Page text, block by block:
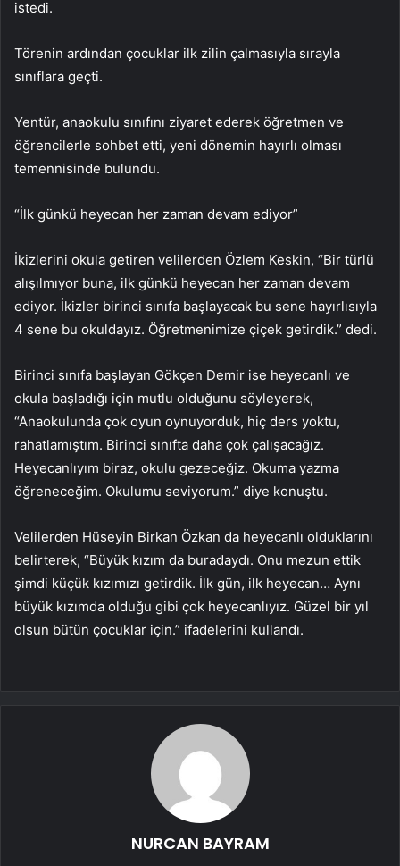
istedi.
Törenin ardından çocuklar ilk zilin çalmasıyla sırayla
sınıflara geçti.
Yentür, anaokulu sınıfını ziyaret ederek öğretmen ve
öğrencilerle sohbet etti, yeni dönemin hayırlı olması
temennisinde bulundu.
“İlk günkü heyecan her zaman devam ediyor”
İkizlerini okula getiren velilerden Özlem Keskin, “Bir türlü
alışılmıyor buna, ilk günkü heyecan her zaman devam
ediyor. İkizler birinci sınıfa başlayacak bu sene hayırlısıyla
4 sene bu okuldayız. Öğretmenimize çiçek getirdik.” dedi.
Birinci sınıfa başlayan Gökçen Demir ise heyecanlı ve
okula başladığı için mutlu olduğunu söyleyerek,
“Anaokulunda çok oyun oynuyorduk, hiç ders yoktu,
rahatlamıştım. Birinci sınıfta daha çok çalışacağız.
Heyecanlıyım biraz, okulu gezeceğiz. Okuma yazma
öğreneceğim. Okulumu seviyorum.” diye konuştu.
Velilerden Hüseyin Birkan Özkan da heyecanlı olduklarını
belirterek, “Büyük kızım da buradaydı. Onu mezun ettik
şimdi küçük kızımızı getirdik. İlk gün, ilk heyecan… Aynı
büyük kızımda olduğu gibi çok heyecanlıyız. Güzel bir yıl
olsun bütün çocuklar için.” ifadelerini kullandı.
NURCAN BAYRAM